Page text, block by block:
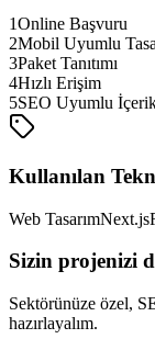
1Online Başvuru
2Mobil Uyumlu
3Paket Tanıtımı
4Hızlı Erişim
5SEO Uyumlu
Kullanılan
Web TasarımNext.js
Sizin projenizi
Sektörünüze özel,
hazırlayalım.